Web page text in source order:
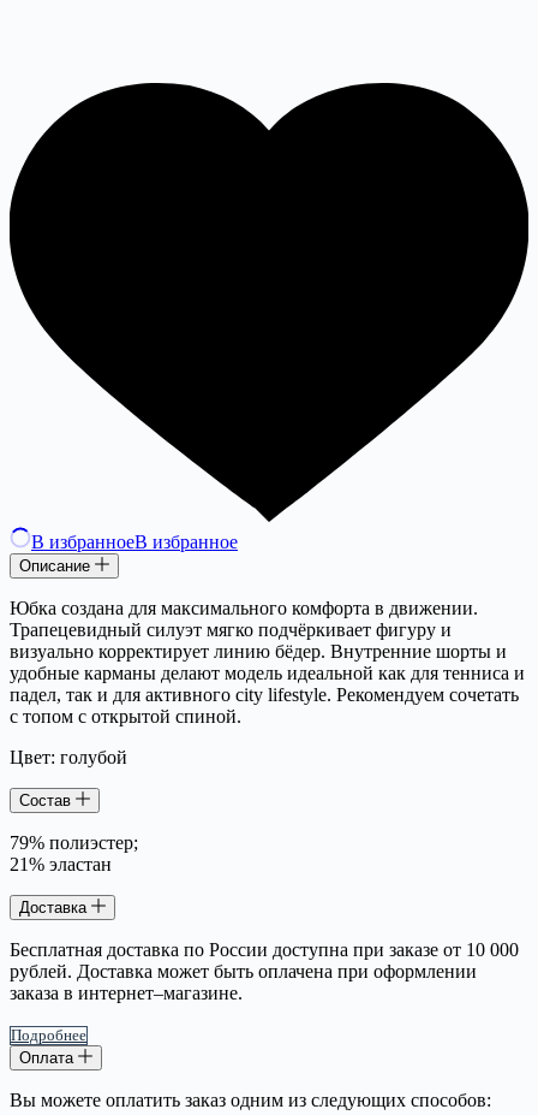
В избранноеВ избранное
Описание
Юбка создана для максимального комфорта в движении.
Трапецевидный силуэт мягко подчёркивает фигуру и
визуально корректирует линию бёдер. Внутренние шорты и
удобные карманы делают модель идеальной как для тенниса и
падел, так и для активного city lifestyle. Рекомендуем сочетать
с топом с открытой спиной.
Цвет: голубой
Состав
79% полиэстер;
21% эластан
Доставка
Бесплатная доставка по России доступна при заказе от 10 000
рублей. Доставка может быть оплачена при оформлении
заказа в интернет–магазине.
Подробнее
Оплата
Вы можете оплатить заказ одним из следующих способов: